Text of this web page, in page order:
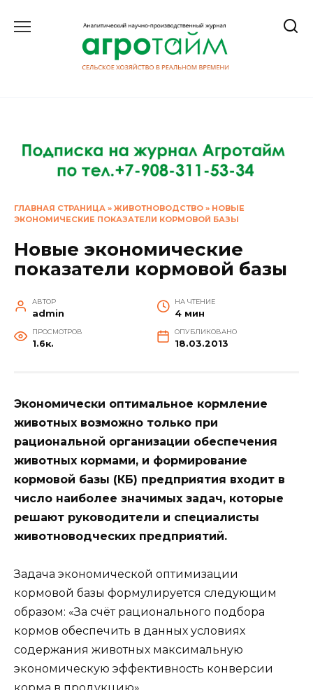
ГЛАВНАЯ СТРАНИЦА » ЖИВОТНОВОДСТВО » НОВЫЕ
ЭКОНОМИЧЕСКИЕ ПОКАЗАТЕЛИ КОРМОВОЙ БАЗЫ
Новые экономические
показатели кормовой базы
АВТОР
admin
НА ЧТЕНИЕ
4 мин
ПРОСМОТРОВ
1.6к.
ОПУБЛИКОВАНО
18.03.2013
Экономически оптимальное кормление
животных возможно только при
рациональной организации обеспечения
животных кормами, и формирование
кормовой базы (КБ) предприятия входит в
число наиболее значимых задач, которые
решают руководители и специалисты
животноводческих предприятий.
Задача экономической оптимизации
кормовой базы формулируется следующим
образом: «За счёт рационального подбора
кормов обеспечить в данных условиях
содержания животных максимальную
экономическую эффективность конверсии